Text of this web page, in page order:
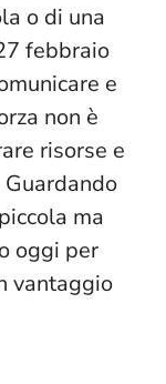
o di una
febbraio
e
non è
risorse e
Guardando
ma
oggi per
vantaggio